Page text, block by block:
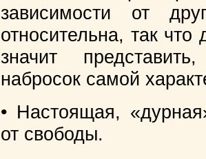
зависимости от
относительна, так
значит
набросок самой
• Настоящая,
от свободы.